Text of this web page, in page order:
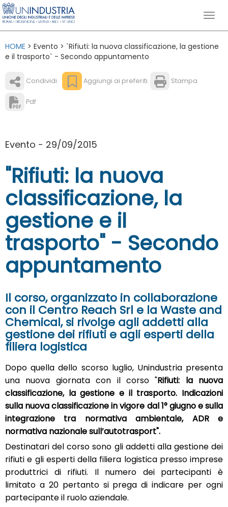
HOME > Evento > `Rifiuti: la nuova classificazione, la gestione
e il trasporto` - Secondo appuntamento
Condividi Aggiungi ai preferiti Stampa
Pdf
Evento - 29/09/2015
"Rifiuti: la nuova
classificazione, la
gestione e il
trasporto" - Secondo
appuntamento
Il corso, organizzato in collaborazione
con il Centro Reach Srl e la Waste and
Chemical, si rivolge agli addetti alla
gestione dei rifiuti e agli esperti della
filiera logistica
Dopo quella dello scorso luglio, Unindustria presenta
una nuova giornata con il corso "Rifiuti: la nuova
classificazione, la gestione e il trasporto. Indicazioni
sulla nuova classificazione in vigore dal 1° giugno e sulla
integrazione tra normativa ambientale, ADR e
normativa nazionale sull’autotrasport".
Destinatari del corso sono gli addetti alla gestione dei
rifiuti e gli esperti della filiera logistica presso imprese
produttrici di rifiuti. Il numero dei partecipanti è
limitato a 20 pertanto si prega di indicare per ogni
partecipante il ruolo aziendale.